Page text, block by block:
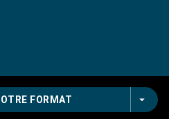
FORMAT arrow_drop_down